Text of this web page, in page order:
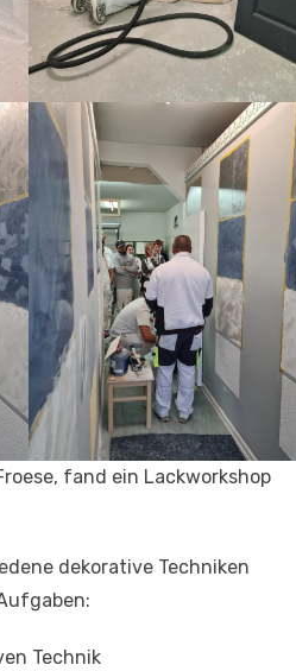
fand ein Lackworkshop
dekorative Techniken
Technik